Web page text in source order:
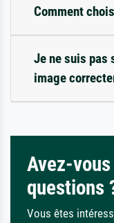
Comment
Je ne suis pas
image
Avez-
questions
Vous êtes